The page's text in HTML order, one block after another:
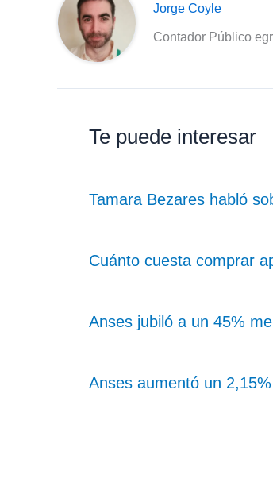
Jorge Coyle
Contador Público
Te puede interesar
Tamara Bezares habló
Cuánto cuesta comprar
Anses jubiló a un 45%
Anses aumentó un